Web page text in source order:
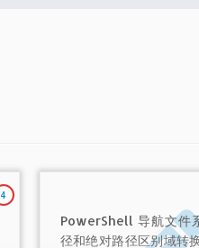
4
PowerShell 导航文件
径和绝对路径区别域转